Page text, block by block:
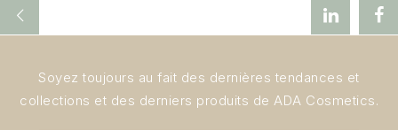
Soyez toujours au fait des dernières tendances et
collections et des derniers produits de ADA Cosmetics.